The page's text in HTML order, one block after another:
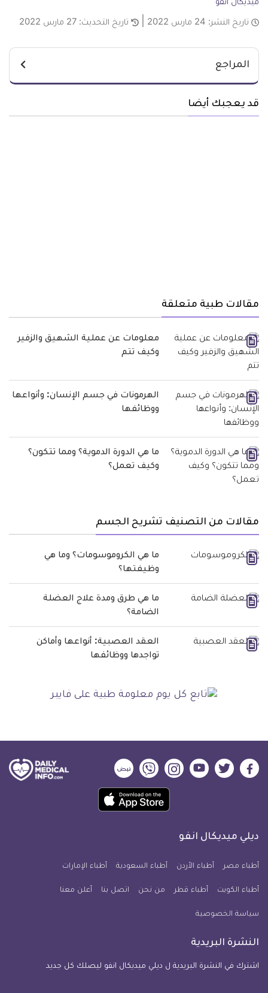
ميديكال انفو
تاريخ النشر: 24 مارس 2022 تاريخ التحديث: 27 مارس 2022
المراجع
قد يعجبك أيضا
مقالات طبية متعلقة
معلومات عن عملية الشهيق والزفير
وكيف تتم
الهرمونات في جسم الإنسان: وأنواعها
ووظائفها
ما هي الدورة الدموية؟ ومما تتكون؟
وكيف تعمل؟
مقالات من التصنيف تشريح الجسم
ما هي الكروموسومات؟ وما هي
وظيفتها؟
ما هي طرق ومدة علاج العضلة
الضامة؟
العقد العصبية: أنواعها وأماكن
تواجدها ووظائفها
ديلي
فيسبوك
ديلي
تويتر
ديلي
ميديكال
يوتيوب
ديلي
ميديكال
انفو
ديلي
ميديكال
انفو
ديلي
ميديكال
انفو
حمل
تطبيق
معلومة
للآيفون
ديلي ميديكال انفو
أطباء مصر أطباء الأردن أطباء السعودية أطباء الإمارات
أطباء الكويت أطباء قطر من نحن اتصل بنا أعلن معنا
سياسة الخصوصية
النشرة البريدية
اشترك في النشرة البريدية ل ديلي ميديكال انفو ليصلك كل جديد